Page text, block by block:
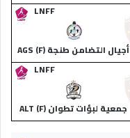
LNFF
‏أجيال التضامن طنجة (F) AGS
LNFF
جمعية لبؤات تطوان (F) ALT